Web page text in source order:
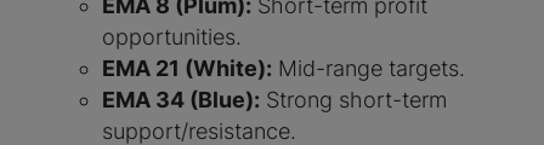
EMA 8 (Plum): Short-term profit
opportunities.
EMA 21 (White): Mid-range targets.
EMA 34 (Blue): Strong short-term
support/resistance.